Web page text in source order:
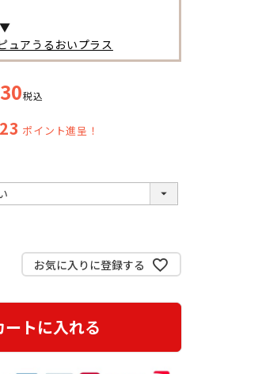
▼
ュアうるおいプラス
税込
23 ポイント進呈！
お気に入りに登録する
ートに入れる